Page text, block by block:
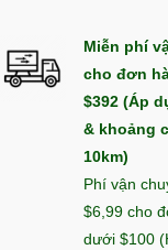
Miễn phí
cho đơn
$392 (Áp
& khoảng
10km)
Phí vận
$6,99 cho
dưới $100